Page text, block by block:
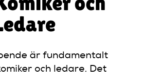
är fundamentalt
och ledare. Det